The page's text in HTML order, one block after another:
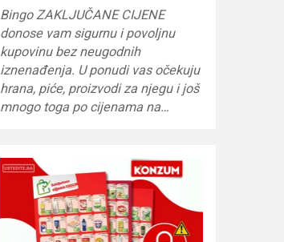
Bingo ZAKLJUČANE CIJENE
donose vam sigurnu i povoljnu
kupovinu bez neugodnih
iznenađenja. U ponudi vas očekuju
hrana, piće, proizvodi za njegu i još
mnogo toga po cijenama na…